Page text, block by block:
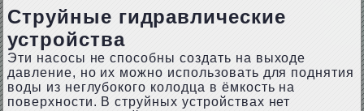
Струйные гидравлические
устройства
Эти насосы не способны создать на выходе
давление, но их можно использовать для поднятия
воды из неглубокого колодца в ёмкость на
поверхности. В струйных устройствах нет